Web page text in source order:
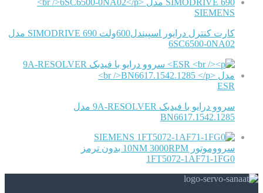
SIEMENS
کارت کنترل درایور اسپیندل600ولت SIMODRIVE 690 مدل
6SC6500-0NA02
ESR
سروو درایو با فیدبک 9A-RESOLVER مدل
BN6617.1542.1285
SIEMENS
سرووموتور 10NM 3000RPM بدون ترمز
1FT5072-1AF71-1FG0